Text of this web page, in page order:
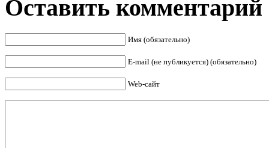
Оставить комментарий
Имя (обязательно)
E-mail (не публикуется) (обязательно)
Web-сайт